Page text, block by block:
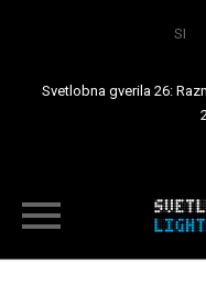
SI
Svetlobna gverila 26: